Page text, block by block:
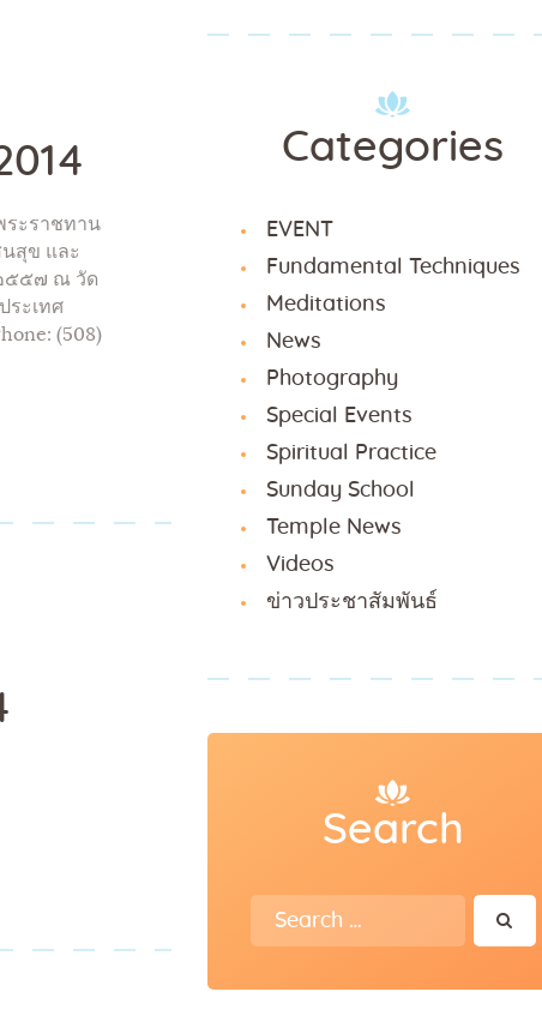
ระราชทาน
สุข และ
๕๕๗ ณ วัด
ระเทศ
(508)
Categories
EVENT
Fundamental Techniques
Meditations
News
Photography
Special Events
Spiritual Practice
Sunday School
Temple News
Videos
ข่าวประชาสัมพันธ์
Search
Search
for: